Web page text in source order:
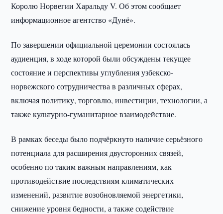
Королю Норвегии Харальду V. Об этом сообщает
информационное агентство «Дунё».
По завершении официальной церемонии состоялась
аудиенция, в ходе которой были обсуждены текущее
состояние и перспективы углубления узбекско-
норвежского сотрудничества в различных сферах,
включая политику, торговлю, инвестиции, технологии, а
также культурно-гуманитарное взаимодействие.
В рамках беседы было подчёркнуто наличие серьёзного
потенциала для расширения двусторонних связей,
особенно по таким важным направлениям, как
противодействие последствиям климатических
изменений, развитие возобновляемой энергетики,
снижение уровня бедности, а также содействие